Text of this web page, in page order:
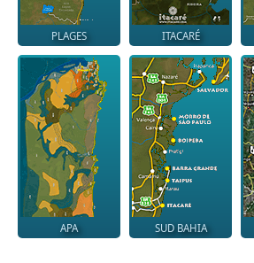
PLAGES ITACARÉ
APA SUD BAHIA